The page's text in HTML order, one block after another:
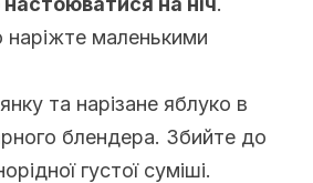
наріжте маленькими
та нарізане яблуко в
блендера. Збийте до
густої суміші.